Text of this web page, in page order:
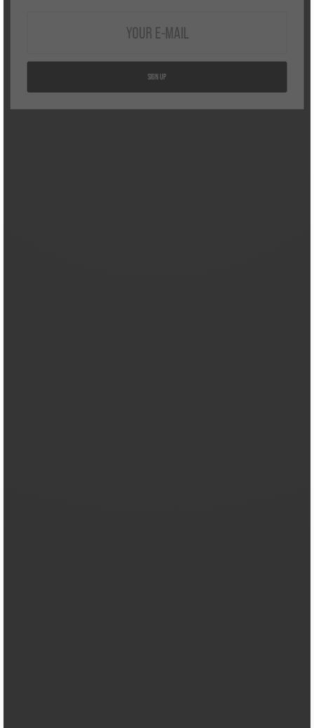
SIGN UP